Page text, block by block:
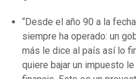
“Desde el año 90 a la
siempre ha operado: un
más le dice al país así lo
quiere bajar un impuesto